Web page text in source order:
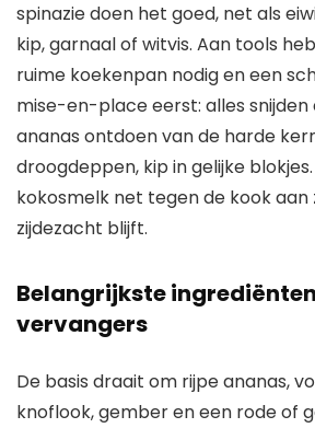
spinazie doen het goed, net als
kip, garnaal of witvis. Aan tools
ruime koekenpan nodig en een
mise-en-place eerst: alles
ananas ontdoen van de harde
droogdeppen, kip in gelijke
kokosmelk net tegen de kook aan
zijdezacht blijft.
Belangrijkste
vervangers
De basis draait om rijpe ananas,
knoflook, gember en een rode of